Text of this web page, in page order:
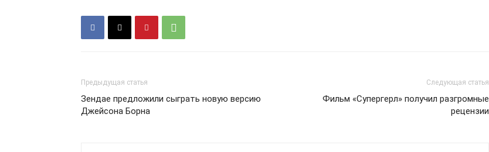
Предыдущая статья
Зендае предложили сыграть новую версию
Джейсона Борна
Следующая статья
Фильм «Супергерл» получил разгромные
рецензии